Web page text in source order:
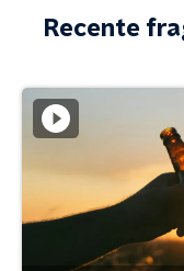
Recente